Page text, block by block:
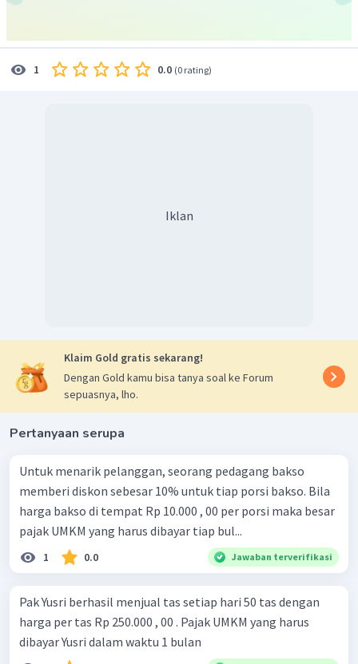
1 0.0 (0 rating)
Iklan
Klaim Gold gratis sekarang!
Dengan Gold kamu bisa tanya soal ke Forum
sepuasnya, lho.
Pertanyaan serupa
Untuk menarik pelanggan, seorang pedagang bakso
memberi diskon sebesar 10% untuk tiap porsi bakso. Bila
harga bakso di tempat Rp 10.000 , 00 per porsi maka besar
pajak UMKM yang harus dibayar tiap bul...
1 0.0 Jawaban terverifikasi
Pak Yusri berhasil menjual tas setiap hari 50 tas dengan
harga per tas Rp 250.000 , 00 . Pajak UMKM yang harus
dibayar Yusri dalam waktu 1 bulan